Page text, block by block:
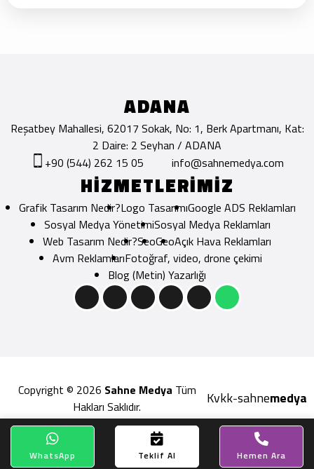
ADANA
Reşatbey Mahallesi, 62017 Sokak, No: 1, Berk Apartmanı, Kat:
2 Daire: 2 Seyhan / ADANA
+90 (544) 262 15 05
info@sahnemedya.com
HİZMETLERİMİZ
Grafik Tasarım Nedir?Logo TasarımıGoogle ADS Reklamları
Sosyal Medya YönetimiSosyal Medya Reklamları
Web Tasarım Nedir?SeoGeoAçık Hava Reklamları
Avm ReklamlarıFotoğraf, video, drone çekimi
Blog (Metin) Yazarlığı
Copyright © 2026 Sahne Medya Tüm
Hakları Saklıdır.
Kvkk-sahnemedya
WhatsApp Teklif Al Hemen Ara